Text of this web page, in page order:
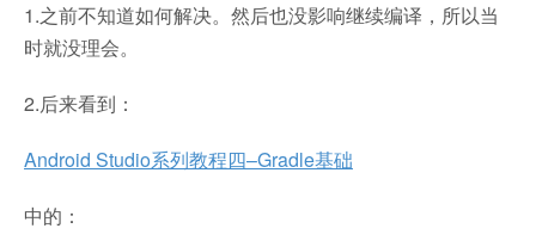
1.之前不知道如何解决。然后也没影响继续编译，所以当
时就没理会。
2.后来看到：
Android Studio系列教程四–Gradle基础
中的：